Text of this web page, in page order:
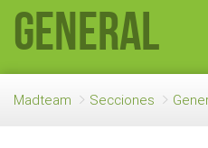
General
Madteam Secciones